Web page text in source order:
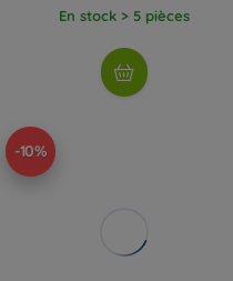
En stock > 5 pièces
-10%